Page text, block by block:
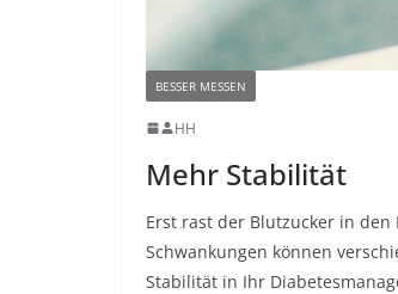
BESSER MESSEN
HH
Mehr Stabilität
Erst rast der Blutzucker in
Schwankungen können
Stabilität in Ihr